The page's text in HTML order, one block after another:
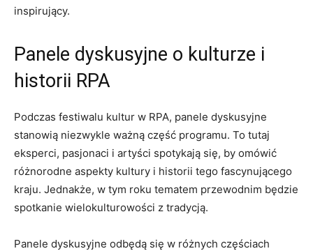
inspirujący.
Panele dyskusyjne o ⁣kulturze i
historii RPA
Podczas‍ festiwalu ⁣kultur ⁣w ‌RPA, panele dyskusyjne
stanowią niezwykle ⁤ważną część programu. ⁣To ⁢tutaj
eksperci, pasjonaci i artyści ⁣spotykają się, ⁢by omówić
różnorodne aspekty⁣ kultury ‌i historii tego fascynującego
⁣kraju. Jednakże, ⁣w tym roku ‌tematem‍ przewodnim będzie
spotkanie wielokulturowości z tradycją.
Panele dyskusyjne ⁣odbędą się w różnych częściach